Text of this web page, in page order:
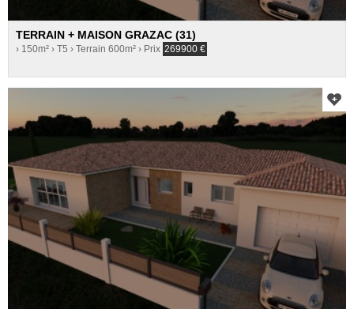
TERRAIN + MAISON GRAZAC (31)
› 150m² › T5 › Terrain 600m² › Prix 269900 €